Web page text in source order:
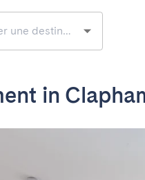
in